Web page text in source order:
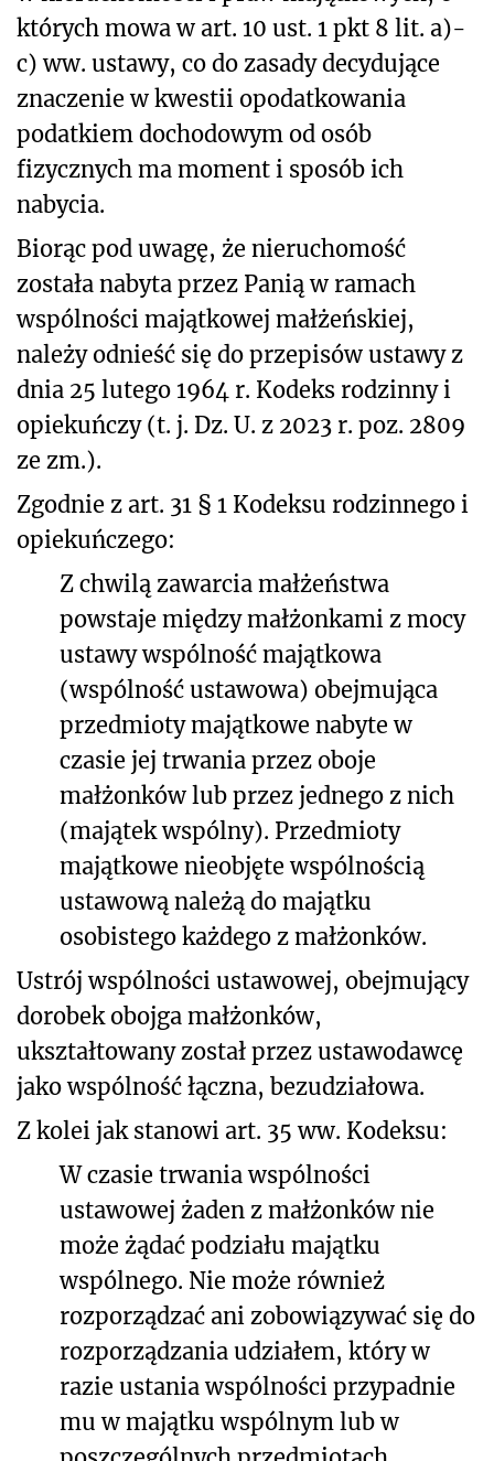
których mowa w art. 10 ust. 1 pkt 8 lit. a)-
c) ww. ustawy, co do zasady decydujące
znaczenie w kwestii opodatkowania
podatkiem dochodowym od osób
fizycznych ma moment i sposób ich
nabycia.
Biorąc pod uwagę, że nieruchomość
została nabyta przez Panią w ramach
wspólności majątkowej małżeńskiej,
należy odnieść się do przepisów ustawy z
dnia 25 lutego 1964 r. Kodeks rodzinny i
opiekuńczy (t. j. Dz. U. z 2023 r. poz. 2809
ze zm.).
Zgodnie z art. 31 § 1 Kodeksu rodzinnego i
opiekuńczego:
Z chwilą zawarcia małżeństwa
powstaje między małżonkami z mocy
ustawy wspólność majątkowa
(wspólność ustawowa) obejmująca
przedmioty majątkowe nabyte w
czasie jej trwania przez oboje
małżonków lub przez jednego z nich
(majątek wspólny). Przedmioty
majątkowe nieobjęte wspólnością
ustawową należą do majątku
osobistego każdego z małżonków.
Ustrój wspólności ustawowej, obejmujący
dorobek obojga małżonków,
ukształtowany został przez ustawodawcę
jako wspólność łączna, bezudziałowa.
Z kolei jak stanowi art. 35 ww. Kodeksu:
W czasie trwania wspólności
ustawowej żaden z małżonków nie
może żądać podziału majątku
wspólnego. Nie może również
rozporządzać ani zobowiązywać się do
rozporządzania udziałem, który w
razie ustania wspólności przypadnie
mu w majątku wspólnym lub w